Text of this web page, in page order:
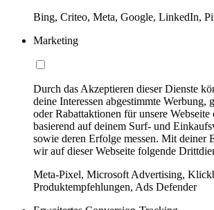
Bing, Criteo, Meta, Google, LinkedIn,
Marketing
Durch das Akzeptieren dieser Dienste
deine Interessen abgestimmte Werbung,
oder Rabattaktionen für unsere Webseite
basierend auf deinem Surf- und
sowie deren Erfolge messen. Mit deiner
wir auf dieser Webseite folgende
Meta-Pixel, Microsoft Advertising,
Produktempfehlungen, Ads Defender